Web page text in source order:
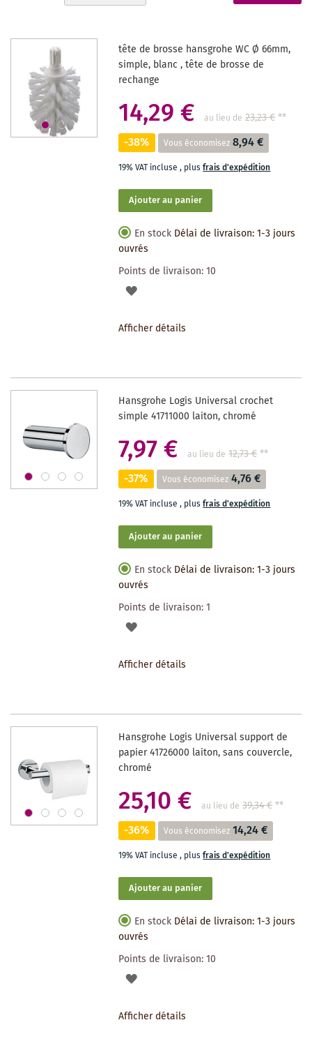
actuellement
page
tête de brosse hansgrohe WC Ø 66mm,
simple, blanc , tête de brosse de
rechange
14,29 € au lieu de 23,23 €**
-38% Vous économisez 8,94 €
19% VAT incluse, plusfrais d'expédition
Ajouter au panier
En stock Délai de livraison: 1-3 jours
ouvrés
Points de livraison:10
AJOUTER
SOUHAITS
Afficher détails
Hansgrohe Logis Universal crochet
simple 41711000 laiton, chromé
7,97 € au lieu de 12,73 €**
-37% Vous économisez 4,76 €
19% VAT incluse, plusfrais d'expédition
Ajouter au panier
En stock Délai de livraison: 1-3 jours
ouvrés
Points de livraison:1
AJOUTER
SOUHAITS
Afficher détails
Hansgrohe Logis Universal support de
papier 41726000 laiton, sans couvercle,
chromé
25,10 € au lieu de 39,34 €**
-36% Vous économisez 14,24 €
19% VAT incluse, plusfrais d'expédition
Ajouter au panier
En stock Délai de livraison: 1-3 jours
ouvrés
Points de livraison:10
AJOUTER
Afficher détails